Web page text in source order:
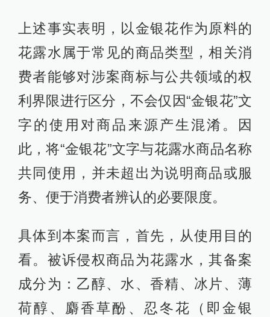
上述事实表明，以金银花作为原料的
花露水属于常见的商品类型，相关消
费者能够对涉案商标与公共领域的权
利界限进行区分，不会仅因“金银花”文
字的使用对商品来源产生混淆。因
此，将“金银花”文字与花露水商品名称
共同使用，并未超出为说明商品或服
务、便于消费者辨认的必要限度。
具体到本案而言，首先，从使用目的
看。被诉侵权商品为花露水，其备案
成分为：乙醇、水、香精、冰片、薄
荷醇、麝香草酚、忍冬花（即金银